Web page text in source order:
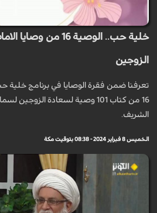
خلية حب.. الوصية 16 من
الزوجين
تعرفنا ضمن فقرة الوصايا في برنامج خلية
16 من كتاب 101 وصية لسعادة
الشريف.
الخميس 8 فبراير 2024 - 08:38 بتوقيت مكة